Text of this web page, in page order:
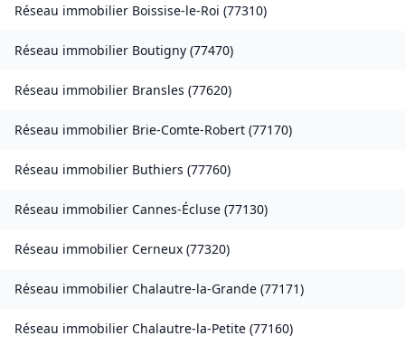
Réseau immobilier Boissise-le-Roi (77310)
Réseau immobilier Boutigny (77470)
Réseau immobilier Bransles (77620)
Réseau immobilier Brie-Comte-Robert (77170)
Réseau immobilier Buthiers (77760)
Réseau immobilier Cannes-Écluse (77130)
Réseau immobilier Cerneux (77320)
Réseau immobilier Chalautre-la-Grande (77171)
Réseau immobilier Chalautre-la-Petite (77160)